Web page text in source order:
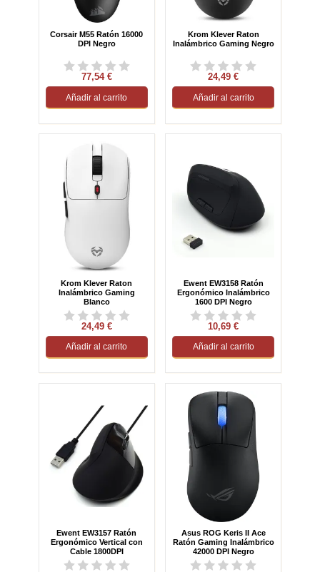
Corsair M55 Ratón 16000
DPI Negro
77,54 €
Añadir al carrito
Krom Klever Raton
Inalámbrico Gaming Negro
24,49 €
Añadir al carrito
Krom Klever Raton
Inalámbrico Gaming
Blanco
24,49 €
Añadir al carrito
Ewent EW3158 Ratón
Ergonómico Inalámbrico
1600 DPI Negro
10,69 €
Añadir al carrito
Ewent EW3157 Ratón
Ergonómico Vertical con
Cable 1800DPI
Asus ROG Keris II Ace
Ratón Gaming Inalámbrico
42000 DPI Negro